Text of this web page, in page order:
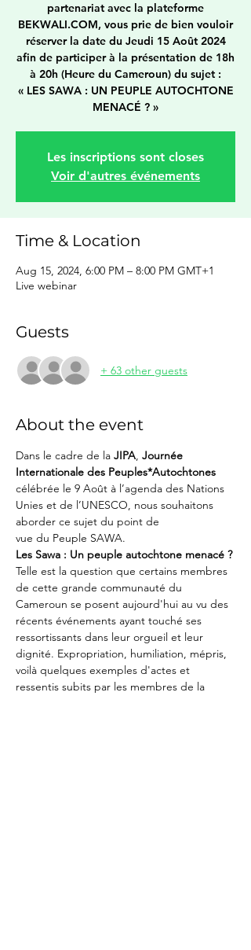
partenariat avec la plateforme
BEKWALI.COM, vous prie de bien vouloir
réserver la date du Jeudi 15 Août 2024
afin de participer à la présentation de 18h
à 20h (Heure du Cameroun) du sujet :
« LES SAWA : UN PEUPLE AUTOCHTONE
MENACÉ ? »
Les inscriptions sont closes
Voir d'autres événements
Time & Location
Aug 15, 2024, 6:00 PM – 8:00 PM GMT+1
Live webinar
Guests
+ 63 other guests
About the event
Dans le cadre de la JIPA, Journée
Internationale des Peuples*Autochtones
célébrée le 9 Août à l’agenda des Nations
Unies et de l’UNESCO, nous souhaitons
aborder ce sujet du point de
vue du Peuple SAWA.
Les Sawa : Un peuple autochtone menacé ?
Telle est la question que certains membres
de cette grande communauté du
Cameroun se posent aujourd'hui au vu des
récents événements ayant touché ses
ressortissants dans leur orgueil et leur
dignité. Expropriation, humiliation, mépris,
voilà quelques exemples d'actes et
ressentis subits par les membres de la